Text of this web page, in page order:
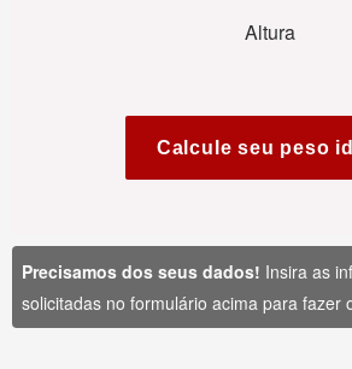
Altura
Calcule seu peso
Precisamos dos seus dados! Insira as
solicitadas no formulário acima para fazer